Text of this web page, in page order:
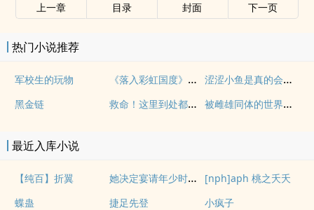
上一章 目录 封面 下一页
热门小说推荐
军校生的玩物 《落入彩虹国度》穿越+西幻+言情 涩涩小鱼是真的会被干透
黑金链 救命！这里到处都是阴暗批（西幻NPH） 被雌雄同体的世界爆炒了（玄幻nph）
最近入库小说
【纯百】折翼 她决定宴请年少时的自己（1v1H）
[nph]aph 桃之夭夭
蝶蛊
捷足先登 小疯子